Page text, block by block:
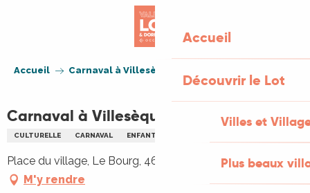
Accueil
Découvrir le Lot
Villes et
Plus beaux
Accueil Carnaval à Villesèque
Carnaval à Villesèque
CULTURELLE CARNAVAL ENFANTS
Place du village, Le Bourg, 46090 Villesèque
M'y rendre